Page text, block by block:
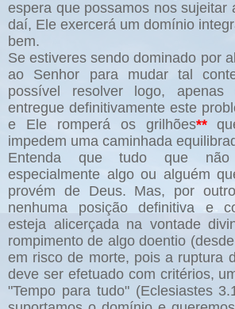
espera que possamos nos sujeitar
daí, Ele exercerá um domínio
bem.
Se estiveres sendo dominado por
ao Senhor para mudar tal
possível resolver logo,
entregue definitivamente este
e Ele romperá os grilhões**
impedem uma caminhada
Entenda que tudo que
especialmente algo ou alguém
provém de Deus. Mas, por
nenhuma posição definitiva e
esteja alicerçada na vontade
rompimento de algo doentio
em risco de morte, pois a ruptura
deve ser efetuado com critérios,
"Tempo para tudo" (Eclesiastes